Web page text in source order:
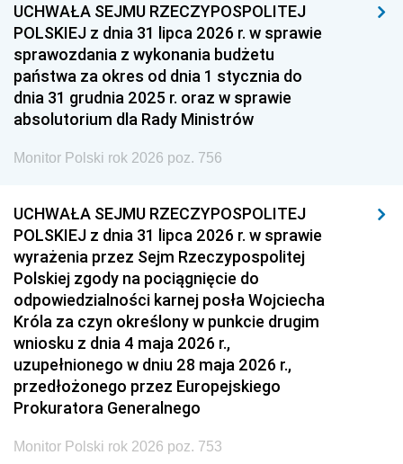
1939 1938 1937
1936 1930
UCHWAŁA SEJMU RZECZYPOSPOLITEJ
POLSKIEJ z dnia 31 lipca 2026 r. w sprawie
sprawozdania z wykonania budżetu
państwa za okres od dnia 1 stycznia do
dnia 31 grudnia 2025 r. oraz w sprawie
absolutorium dla Rady Ministrów
Monitor Polski rok 2026 poz. 756
UCHWAŁA SEJMU RZECZYPOSPOLITEJ
POLSKIEJ z dnia 31 lipca 2026 r. w sprawie
wyrażenia przez Sejm Rzeczypospolitej
Polskiej zgody na pociągnięcie do
odpowiedzialności karnej posła Wojciecha
Króla za czyn określony w punkcie drugim
wniosku z dnia 4 maja 2026 r.,
uzupełnionego w dniu 28 maja 2026 r.,
przedłożonego przez Europejskiego
Prokuratora Generalnego
Monitor Polski rok 2026 poz. 753